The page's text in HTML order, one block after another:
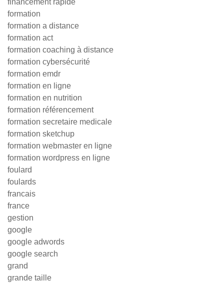
formation
formation a distance
formation act
formation coaching à distance
formation cybersécurité
formation emdr
formation en ligne
formation en nutrition
formation référencement
formation secretaire medicale
formation sketchup
formation webmaster en ligne
formation wordpress en ligne
foulard
foulards
francais
france
gestion
google
google adwords
google search
grand
grande taille